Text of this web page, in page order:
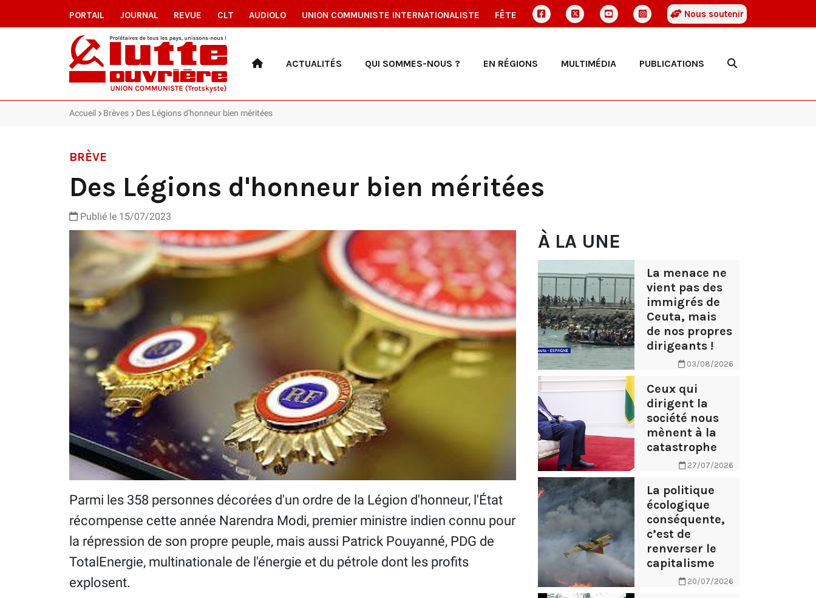
PORTAIL JOURNAL REVUE CLT AUDIOLO UNION COMMUNISTE INTERNATIONALISTE FÊTE Nous soutenir
ACTUALITÉS QUI SOMMES-NOUS ? EN RÉGIONS MULTIMÉDIA PUBLICATIONS
Accueil Brèves Des Légions d'honneur bien méritées
BRÈVE
Des Légions d'honneur bien méritées
Publié le 15/07/2023
Parmi les 358 personnes décorées d'un ordre de la Légion d'honneur, l'État
récompense cette année Narendra Modi, premier ministre indien connu pour
la répression de son propre peuple, mais aussi Patrick Pouyanné, PDG de
TotalEnergie, multinationale de l'énergie et du pétrole dont les profits
explosent.
À LA UNE
La menace ne
vient pas des
immigrés de
Ceuta, mais
de nos propres
dirigeants !
03/08/2026
Ceux qui
dirigent la
société nous
mènent à la
catastrophe
27/07/2026
La politique
écologique
conséquente,
c’est de
renverser le
capitalisme
20/07/2026